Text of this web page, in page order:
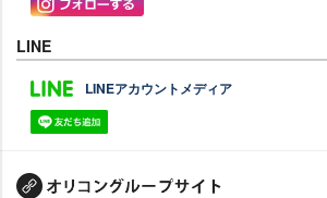
LINE
LINEアカウントメディア